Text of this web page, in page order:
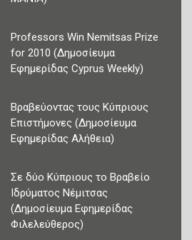
Professors Win Nemitsas Prize
for 2010 (Δημοσίευμα
Εφημερίδας Cyprus Weekly)
Βραβεύοντας τους Κύπριους
Επιστήμονες (Δημοσίευμα
Εφημερίδας Αλήθεια)
Σε δύο Κύπριους το Βραβείο
Ιδρύματος Νέμιτσας
(Δημοσίευμα Εφημερίδας
Φιλελεύθερος)